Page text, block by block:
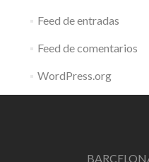
Feed de entradas
Feed de comentarios
WordPress.org